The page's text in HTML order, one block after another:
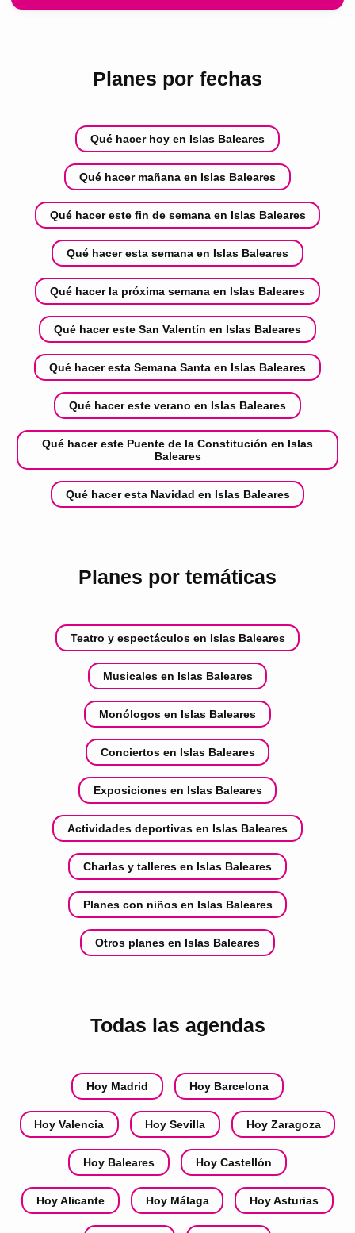
Planes por fechas
Qué hacer hoy en Islas Baleares
Qué hacer mañana en Islas Baleares
Qué hacer este fin de semana en Islas Baleares
Qué hacer esta semana en Islas Baleares
Qué hacer la próxima semana en Islas Baleares
Qué hacer este San Valentín en Islas Baleares
Qué hacer esta Semana Santa en Islas Baleares
Qué hacer este verano en Islas Baleares
Qué hacer este Puente de la Constitución en Islas
Baleares
Qué hacer esta Navidad en Islas Baleares
Planes por temáticas
Teatro y espectáculos en Islas Baleares
Musicales en Islas Baleares
Monólogos en Islas Baleares
Conciertos en Islas Baleares
Exposiciones en Islas Baleares
Actividades deportivas en Islas Baleares
Charlas y talleres en Islas Baleares
Planes con niños en Islas Baleares
Otros planes en Islas Baleares
Todas las agendas
Hoy Madrid Hoy Barcelona
Hoy Valencia Hoy Sevilla Hoy Zaragoza
Hoy Baleares Hoy Castellón
Hoy Alicante Hoy Málaga Hoy Asturias